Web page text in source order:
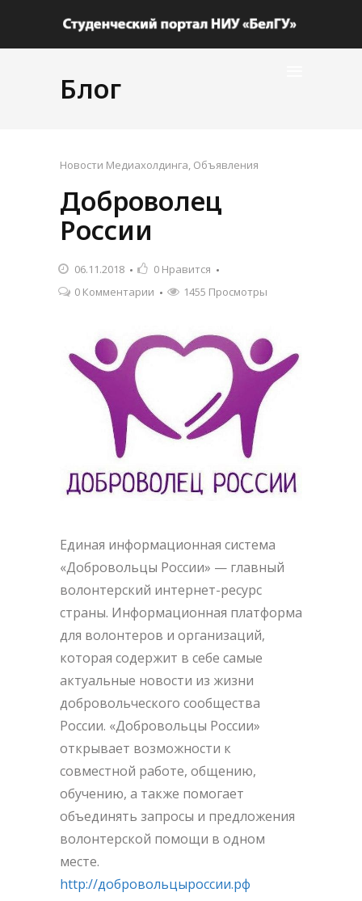
Блог
Новости Медиахолдинга, Объявления
Доброволец
России
06.11.2018 0 Нравится
0 Комментарии
1455 Просмотры
Единая информационная система
«Добровольцы России» — главный
волонтерский интернет-ресурс
страны. Информационная платформа
для волонтеров и организаций,
которая содержит в себе самые
актуальные новости из жизни
добровольческого сообщества
России. «Добровольцы России»
открывает возможности к
совместной работе, общению,
обучению, а также помогает
объединять запросы и предложения
волонтерской помощи в одном
месте.
http://добровольцыроссии.рф